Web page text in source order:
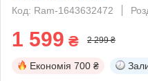
Код: Ram-1643632472
1 599 ₴ 2 299 ₴
Економія 700 ₴